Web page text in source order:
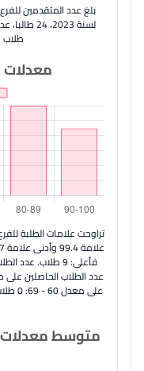
بلغ عدد المتقدمين
طلاب
معدلات
متوسط معدلات